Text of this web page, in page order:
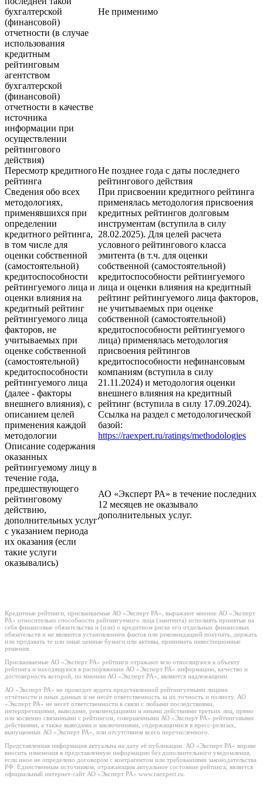
бухгалтерской
(финансовой)
отчетности (в случае
использования
кредитным
рейтинговым
агентством
бухгалтерской
(финансовой)
отчетности в качестве
источника
информации при
осуществлении
рейтингового
действия)
Не применимо
Пересмотр кредитного
рейтинга
Не позднее года с даты последнего
рейтингового действия
Сведения обо всех
методологиях,
применявшихся при
определении
кредитного рейтинга,
в том числе для
оценки собственной
(самостоятельной)
кредитоспособности
рейтингуемого лица и
оценки влияния на
кредитный рейтинг
рейтингуемого лица
факторов, не
учитываемых при
оценке собственной
(самостоятельной)
кредитоспособности
рейтингуемого лица
(далее - факторы
внешнего влияния), с
описанием целей
применения каждой
методологии
При присвоении кредитного рейтинга
применялась методология присвоения
кредитных рейтингов долговым
инструментам (вступила в силу
28.02.2025). Для целей расчета
условного рейтингового класса
эмитента (в т.ч. для оценки
собственной (самостоятельной)
кредитоспособности рейтингуемого
лица и оценки влияния на кредитный
рейтинг рейтингуемого лица факторов,
не учитываемых при оценке
собственной (самостоятельной)
кредитоспособности рейтингуемого
лица) применялась методология
присвоения рейтингов
кредитоспособности нефинансовым
компаниям (вступила в силу
21.11.2024) и методология оценки
внешнего влияния на кредитный
рейтинг (вступила в силу 17.09.2024).
Ссылка на раздел с методологической
базой:
https://raexpert.ru/ratings/methodologies
Описание содержания
оказанных
рейтингуемому лицу в
течение года,
предшествующего
рейтинговому
действию,
дополнительных услуг
с указанием периода
их оказания (если
такие услуги
оказывались)
АО «Эксперт РА» в течение последних
12 месяцев не оказывало
дополнительных услуг.
Кредитные рейтинги, присваиваемые АО «Эксперт РА», выражают мнение АО «Эксперт
РА» относительно способности рейтингуемого лица (эмитента) исполнять принятые на
себя финансовые обязательства и (или) о кредитном риске его отдельных финансовых
обязательств и не являются установлением фактов или рекомендацией покупать, держать
или продавать те или иные ценные бумаги или активы, принимать инвестиционные
решения.
Присваиваемые АО «Эксперт РА» рейтинги отражают всю относящуюся к объекту
рейтинга и находящуюся в распоряжении АО «Эксперт РА» информацию, качество и
достоверность которой, по мнению АО «Эксперт РА», являются надлежащими.
АО «Эксперт РА» не проводит аудита представленной рейтингуемыми лицами
отчётности и иных данных и не несёт ответственность за их точность и полноту. АО
«Эксперт РА» не несет ответственности в связи с любыми последствиями,
интерпретациями, выводами, рекомендациями и иными действиями третьих лиц, прямо
или косвенно связанными с рейтингом, совершенными АО «Эксперт РА» рейтинговыми
действиями, а также выводами и заключениями, содержащимися в пресс-релизах,
выпущенных АО «Эксперт РА», или отсутствием всего перечисленного.
Представленная информация актуальна на дату её публикации. АО «Эксперт РА» вправе
вносить изменения в представленную информацию без дополнительного уведомления,
если иное не определено договором с контрагентом или требованиями законодательства
РФ. Единственным источником, отражающим актуальное состояние рейтинга, является
официальный интернет-сайт АО «Эксперт РА» www.raexpert.ru.